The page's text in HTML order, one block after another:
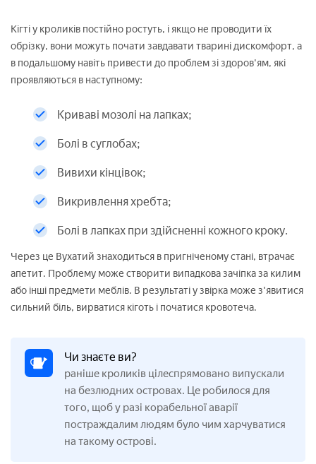
Кігті у кроликів постійно ростуть, і якщо не проводити їх
обрізку, вони можуть почати завдавати тварині дискомфорт, а
в подальшому навіть привести до проблем зі здоров'ям, які
проявляються в наступному:
Криваві мозолі на лапках;
Болі в суглобах;
Вивихи кінцівок;
Викривлення хребта;
Болі в лапках при здійсненні кожного кроку.
Через це Вухатий знаходиться в пригніченому стані, втрачає
апетит. Проблему може створити випадкова зачіпка за килим
або інші предмети меблів. В результаті у звірка може з'явитися
сильний біль, вирватися кіготь і початися кровотеча.
Чи знаєте ви?
раніше кроликів цілеспрямовано випускали
на безлюдних островах. Це робилося для
того, щоб у разі корабельної аварії
постраждалим людям було чим харчуватися
на такому острові.